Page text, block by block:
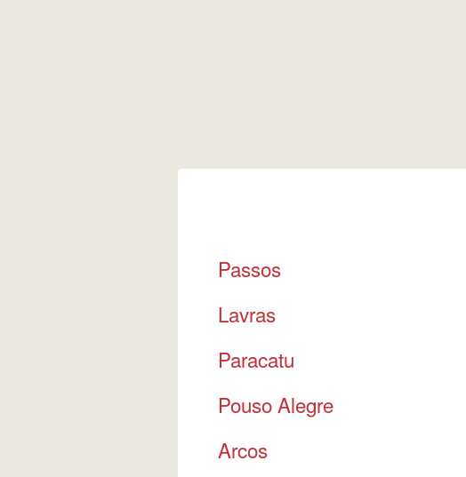
Passos
Lavras
Paracatu
Pouso Alegre
Arcos